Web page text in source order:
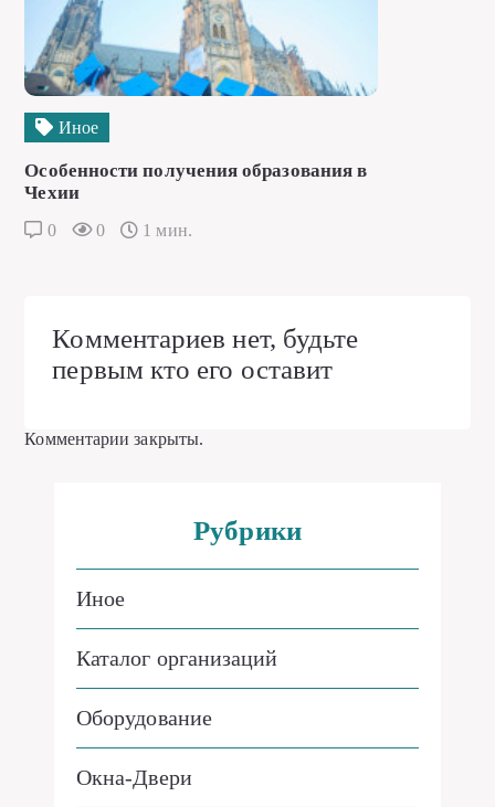
Иное
Особенности получения образования в
Чехии
0 0 1 мин.
Комментариев нет, будьте
первым кто его оставит
Комментарии закрыты.
Рубрики
Иное
Каталог организаций
Оборудование
Окна-Двери